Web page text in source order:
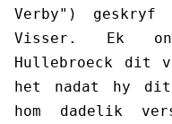
Verby") geskryf
Visser. Ek
Hullebroeck dit
het nadat hy
hom dadelik